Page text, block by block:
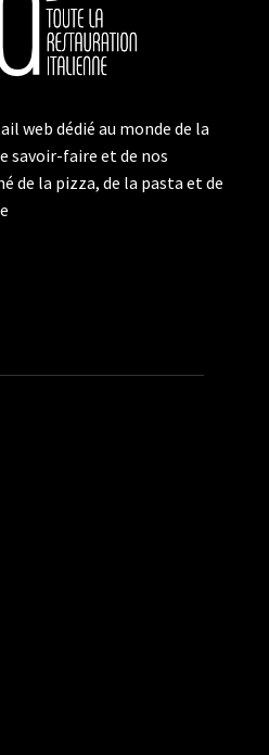
web dédié au monde de la
savoir-faire et de nos
de la pizza, de la pasta et de